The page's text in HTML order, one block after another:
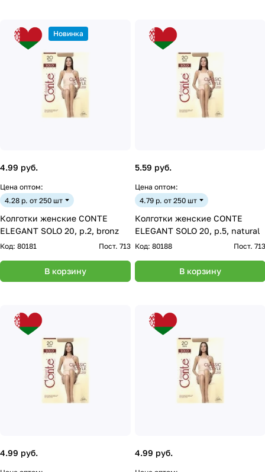
Новинка
4.99 руб.
Цена оптом:
4.28 р. от 250 шт
Колготки женские CONTE
ELEGANT SOLO 20, р.2, bronz
Код: 80181 Пост. 713
В корзину
5.59 руб.
Цена оптом:
4.79 р. от 250 шт
Колготки женские CONTE
ELEGANT SOLO 20, р.5, natural
Код: 80188 Пост. 713
В корзину
4.99 руб. 4.99 руб.